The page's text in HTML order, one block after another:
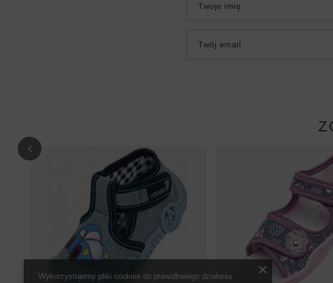
Twoje imię
Twój email
Wykorzystujemy pliki cookies do prawidłowego działania